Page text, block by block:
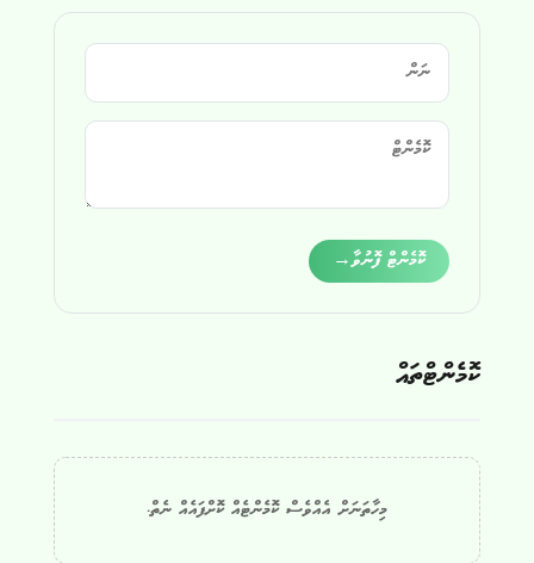
ކޮމެންޓް ފޮނުވާ→
ކޮމެންޓްތައް
މިހާތަނަށް އެއްވެސް ކޮމެންޓެއް ކޮށްފައެއް ނެތް.